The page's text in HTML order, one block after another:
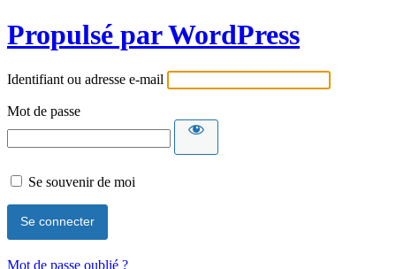
Propulsé par WordPress
Identifiant ou adresse e-mail
Mot de passe
Se souvenir de moi
Mot de passe oublié ?